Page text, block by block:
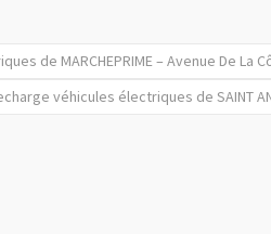
de MARCHEPRIME – Avenue De La
véhicules électriques de SAINT